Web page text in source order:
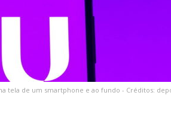
tela de um smartphone e ao fundo - Créditos: